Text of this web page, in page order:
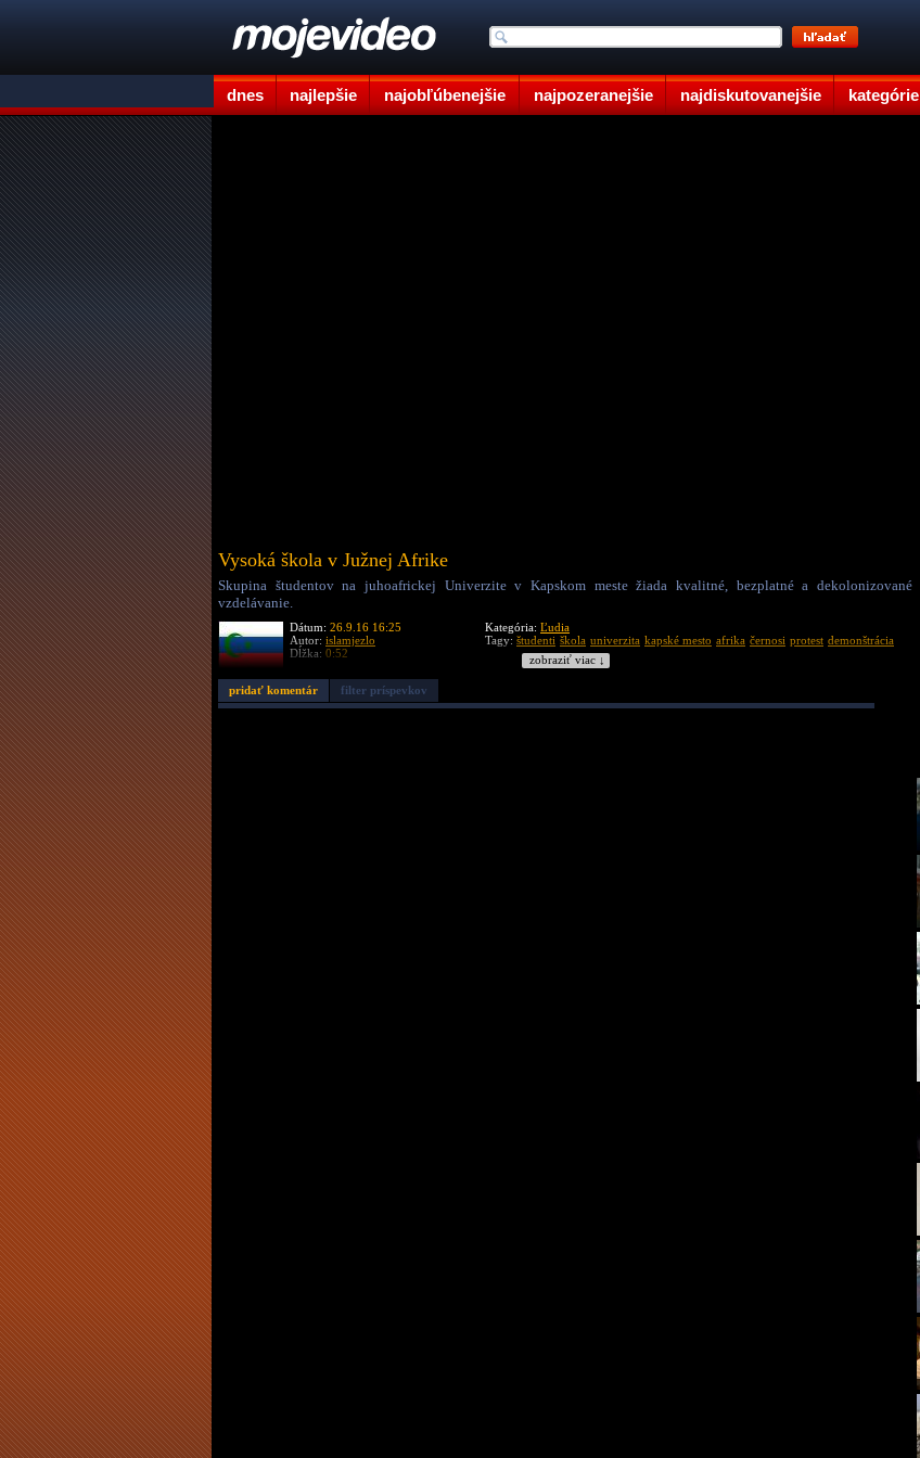
dnes najlepšie najobľúbenejšie najpozeranejšie najdiskutovanejšie kategórie
Vysoká škola v Južnej Afrike
Skupina študentov na juhoafrickej Univerzite v Kapskom meste žiada kvalitné, bezplatné a dekolonizované
vzdelávanie.
Dátum: 26.9.16 16:25
Autor: islamjezlo
Dĺžka: 0:52
Kategória: Ľudia
Tagy: študenti škola univerzita kapské mesto afrika černosi protest demonštrácia
zobraziť viac ↓
pridať komentár filter príspevkov